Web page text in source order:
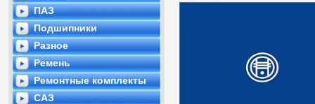
ПАЗ
Подшипники
Разное
Ремень
Ремонтные комплекты
САЗ